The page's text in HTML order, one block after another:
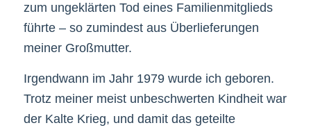
zum ungeklärten Tod eines Familienmitglieds
führte – so zumindest aus Überlieferungen
meiner Großmutter.
Irgendwann im Jahr 1979 wurde ich geboren.
Trotz meiner meist unbeschwerten Kindheit war
der Kalte Krieg, und damit das geteilte